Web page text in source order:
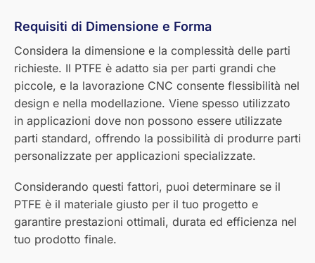
Requisiti di Dimensione e Forma
Considera la dimensione e la complessità delle parti
richieste. Il PTFE è adatto sia per parti grandi che
piccole, e la lavorazione CNC consente flessibilità nel
design e nella modellazione. Viene spesso utilizzato
in applicazioni dove non possono essere utilizzate
parti standard, offrendo la possibilità di produrre parti
personalizzate per applicazioni specializzate.
Considerando questi fattori, puoi determinare se il
PTFE è il materiale giusto per il tuo progetto e
garantire prestazioni ottimali, durata ed efficienza nel
tuo prodotto finale.